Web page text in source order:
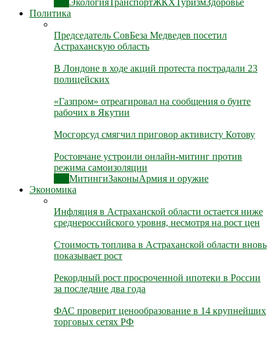
ЭкологияТранспортЖКХТуризмЗдоровье
Политика
Председатель СовБеза Медведев посетил
Астраханскую область
В Лондоне в ходе акций протеста пострадали 23
полицейских
«Газпром» отреагировал на сообщения о бунте
рабочих в Якутии
Мосгорсуд смягчил приговор активисту Котову
Ростовчане устроили онлайн-митинг против
режима самоизоляции
МитингиЗаконыАрмия и оружие
Экономика
Инфляция в Астраханской области остается ниже
среднероссийского уровня, несмотря на рост цен
Стоимость топлива в Астраханской области вновь
показывает рост
Рекордный рост просроченной ипотеки в России
за последние два года
ФАС проверит ценообразование в 14 крупнейших
торговых сетях РФ